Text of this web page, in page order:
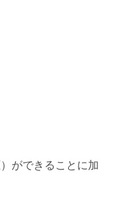
ができることに加